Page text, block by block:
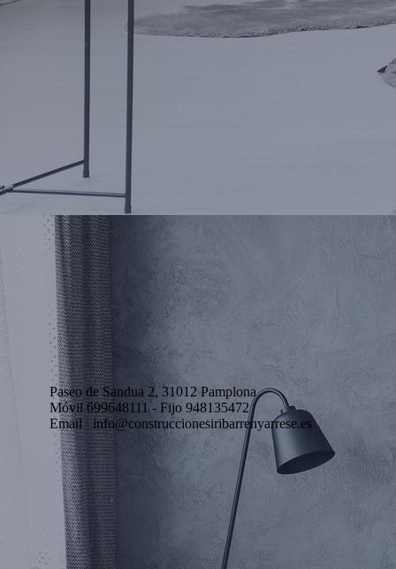
Paseo de Sandua 2, 31012 Pamplona
Móvil 699648111 - Fijo 948135472
Email info@construccionesiribarrenyarrese.es